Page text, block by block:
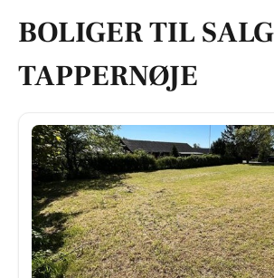
BOLIGER TIL
TAPPERNØJE